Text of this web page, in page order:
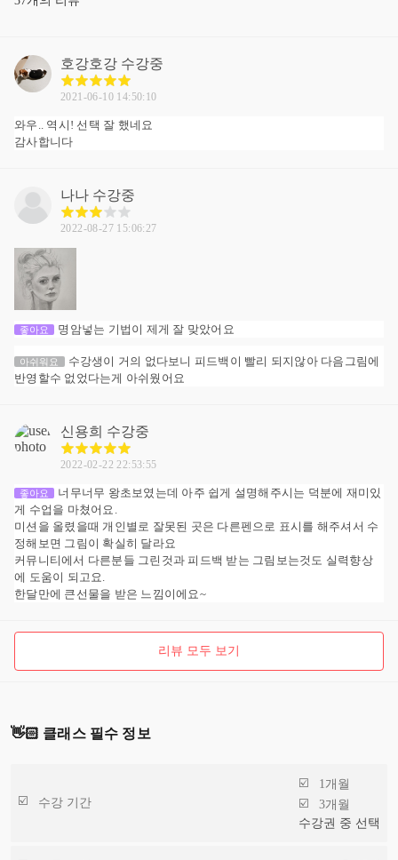
호강호강 수강중
2021-06-10 14:50:10
와우.. 역시! 선택 잘 했네요
감사합니다
나나 수강중
2022-08-27 15:06:27
좋아요 명암넣는 기법이 제게 잘 맞았어요
아쉬워요
수강생이 거의 없다보니 피드백이 빨리 되지않아 다음그림에
반영할수 없었다는게 아쉬웠어요
신용희 수강중
2022-02-22 22:53:55
좋아요
너무너무 왕초보였는데 아주 쉽게 설명해주시는 덕분에 재미있
게 수업을 마쳤어요.
미션을 올렸을때 개인별로 잘못된 곳은 다른펜으로 표시를 해주셔서 수
정해보면 그림이 확실히 달라요
커뮤니티에서 다른분들 그린것과 피드백 받는 그림보는것도 실력향상
에 도움이 되고요.
한달만에 큰선물을 받은 느낌이에요~
리뷰 모두 보기
👋🏻 클래스 필수 정보
수강 기간
1개월
3개월
수강권 중 선택